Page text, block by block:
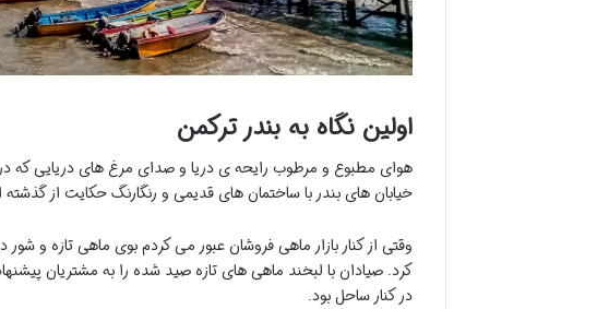
اولین نگاه به بندر ترکمن
هوای مطبوع و مرطوب رایحه ی دریا و صدای مرغ های دریایی که
خیابان های بندر با ساختمان های قدیمی و رنگارنگ حکایت از
وقتی از کنار بازار ماهی فروشان عبور می کردم بوی ماهی تازه و
کرد. صیادان با لبخند ماهی های تازه صید شده را به مشتریان
در کنار ساحل بود.